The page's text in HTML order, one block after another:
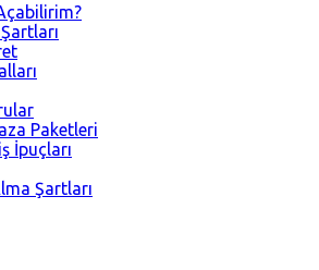
Paketleri
İpuçları
Şartları